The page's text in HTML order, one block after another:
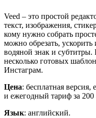
Veed – это простой
текст, изображения,
кому нужно собрать
можно обрезать, ускорить
водяной знак и субтитры.
несколько готовых
Инстаграм.
Цена: бесплатная
и ежегодный тариф за 200
Язык: английский.